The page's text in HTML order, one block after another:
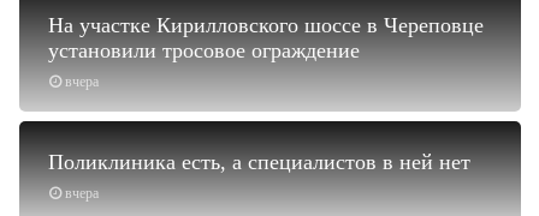
вчера
На участке Кирилловского шоссе в Череповце
установили тросовое ограждение
вчера
Поликлиника есть, а специалистов в ней нет